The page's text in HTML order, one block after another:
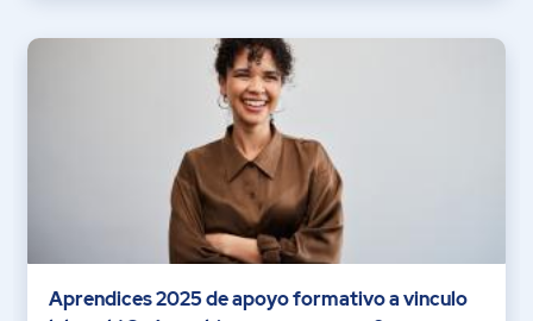
Aprendices 2025 de apoyo formativo a vinculo